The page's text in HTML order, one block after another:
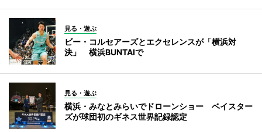
見る・遊ぶ
ビー・コルセアーズとエクセレンスが「横浜対
決」 横浜BUNTAIで
見る・遊ぶ
横浜・みなとみらいでドローンショー ベイスター
ズが球団初のギネス世界記録認定